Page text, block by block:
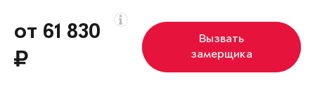
от 61 830
Вызвать
замерщика